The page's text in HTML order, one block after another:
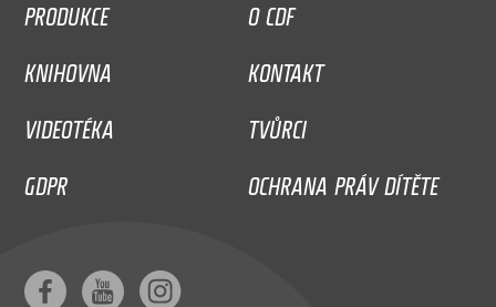
PRODUKCE
O CDF
KNIHOVNA
KONTAKT
VIDEOTÉKA
TVŮRCI
GDPR
OCHRANA PRÁV DÍTĚTE